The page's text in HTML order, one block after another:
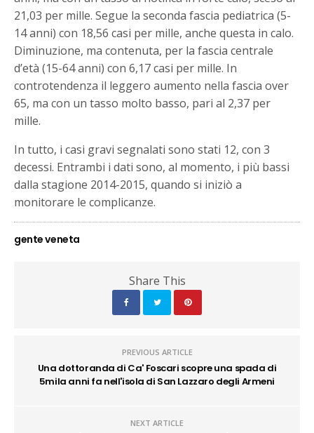
21,03 per mille. Segue la seconda fascia pediatrica (5-
14 anni) con 18,56 casi per mille, anche questa in calo.
Diminuzione, ma contenuta, per la fascia centrale
d’età (15-64 anni) con 6,17 casi per mille. In
controtendenza il leggero aumento nella fascia over
65, ma con un tasso molto basso, pari al 2,37 per
mille.
In tutto, i casi gravi segnalati sono stati 12, con 3
decessi. Entrambi i dati sono, al momento, i più bassi
dalla stagione 2014-2015, quando si iniziò a
monitorare le complicanze.
gente veneta
Share This
PREVIOUS ARTICLE
Una dottoranda di Ca' Foscari scopre una spada di
5mila anni fa nell'isola di San Lazzaro degli Armeni
NEXT ARTICLE